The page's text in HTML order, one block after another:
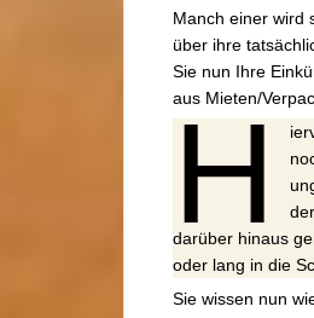
Manch einer wird
über ihre
Sie nun Ihre
aus Mieten/
H
darüber hinaus
oder lang in die
Sie wissen nun